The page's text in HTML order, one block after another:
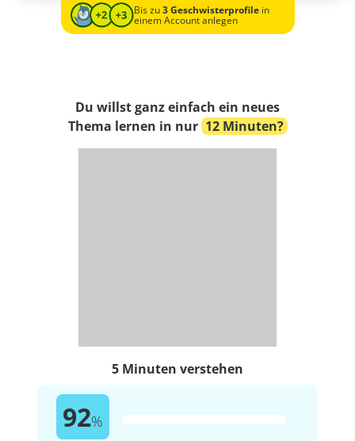
Bis zu3 Geschwisterprofilein
einem Account anlegen
Du willst ganz einfach ein neues
Thema lernen in nur 12 Minuten?
5 Minuten verstehen
92%